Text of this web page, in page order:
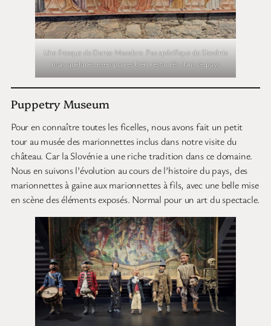
Une fresque de Danse Macabre. Pas spécifique de Slovénie
mais quelques exemplaires bien restaurés dans ce pays
Puppetry Museum
Pour en connaître toutes les ficelles, nous avons fait un petit
tour au musée des marionnettes inclus dans notre visite du
château. Car la Slovénie a une riche tradition dans ce domaine.
Nous en suivons l’évolution au cours de l’histoire du pays, des
marionnettes à gaine aux marionnettes à fils, avec une belle mise
en scène des éléments exposés. Normal pour un art du spectacle.